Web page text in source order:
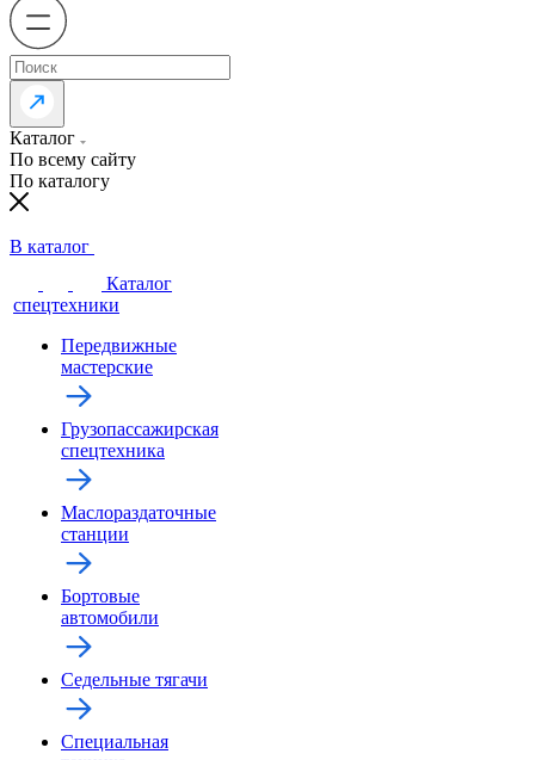
Каталог
По всему сайту
По каталогу
В каталог
Каталог
спецтехники
Передвижные
мастерские
Грузопассажирская
спецтехника
Маслораздаточные
станции
Бортовые
автомобили
Седельные тягачи
Специальная